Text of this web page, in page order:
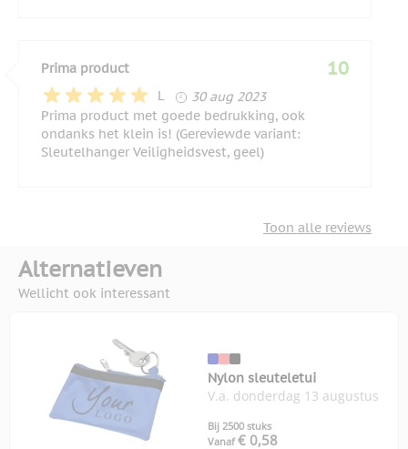
Prima product
L
30 augustus 2023
30 aug 2023
10
Prima product met goede bedrukking, ook
ondanks het klein is! (Gereviewde variant:
Sleutelhanger Veiligheidsvest, geel)
Toon alle reviews
Alternatieven
Wellicht ook interessant
Nylon sleuteletui
V.a. donderdag 13 augustus
Bij 2500 stuks
Vanaf € 0,58